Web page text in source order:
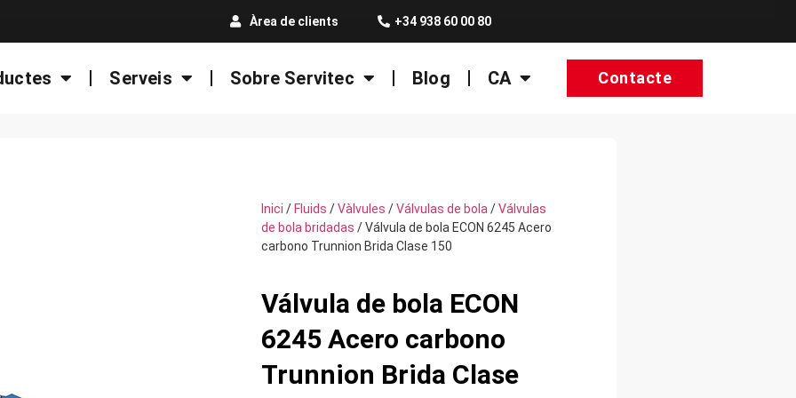
Àrea de clients +34 938 60 00 80
Serveis Sobre Servitec Blog CA Contacte
Inici / Fluids /Vàlvules /Válvulas de bola /Válvulas
de bola bridadas / Válvula de bola ECON 6245 Acero
carbono Trunnion Brida Clase 150
Válvula de bola ECON
6245 Acero carbono
Trunnion Brida Clase